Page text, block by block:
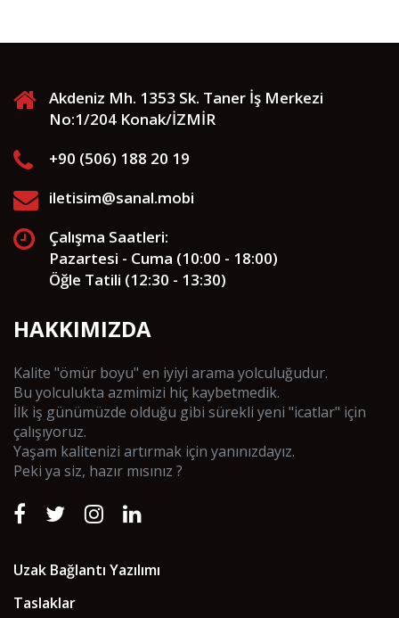
Akdeniz Mh. 1353 Sk. Taner İş Merkezi
No:1/204 Konak/İZMİR
+90 (506) 188 20 19
iletisim@sanal.mobi
Çalışma Saatleri:
Pazartesi - Cuma (10:00 - 18:00)
Öğle Tatili (12:30 - 13:30)
HAKKIMIZDA
Kalite "ömür boyu" en iyiyi arama yolculuğudur.
Bu yolculukta azmimizi hiç kaybetmedik.
İlk iş günümüzde olduğu gibi sürekli yeni "icatlar" için
çalışıyoruz.
Yaşam kalitenizi artırmak için yanınızdayız.
Peki ya siz, hazır mısınız ?
Uzak Bağlantı Yazılımı
Taslaklar